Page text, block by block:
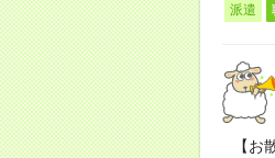
派遣
【